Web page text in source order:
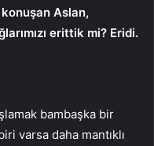
Aslan,
erittik mi? Eridi.
bambaşka bir
varsa daha mantıklı